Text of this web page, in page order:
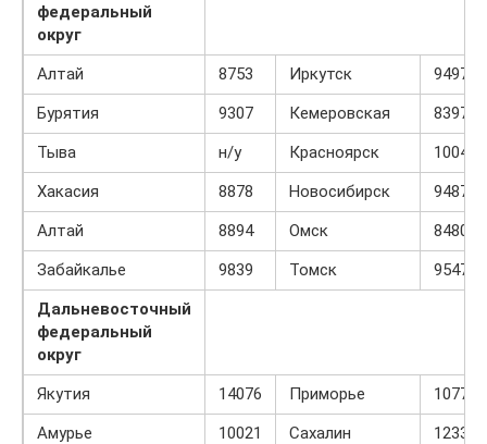
федеральный
округ
Алтай
8753 Иркутск
9497
Бурятия
9307 Кемеровская
8397
Тыва
н/у Красноярск
10049
Хакасия
8878 Новосибирск
9487
Алтай
8894 Омск
8480
Забайкалье
9839 Томск
9547
Дальневосточный
федеральный
округ
Якутия
14076 Приморье
10776
Амурье
10021 Сахалин 12333